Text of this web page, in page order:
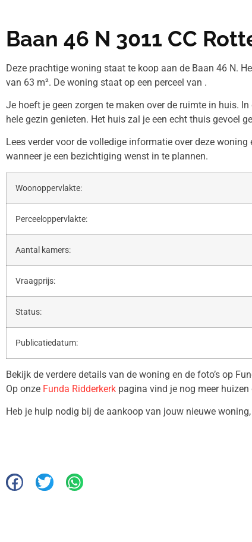
Baan 46 N 3011 CC
Deze prachtige woning staat te koop aan de Baan 46 N.
van 63 m². De woning staat op een perceel van .
Je hoeft je geen zorgen te maken over de ruimte in huis.
hele gezin genieten. Het huis zal je een echt thuis gevoel
Lees verder voor de volledige informatie over deze
wanneer je een bezichtiging wenst in te plannen.
Woonoppervlakte:
Perceeloppervlakte:
Aantal kamers:
Vraagprijs:
Status:
Publicatiedatum:
Bekijk de verdere details van de woning en de foto’s op
Op onze Funda Ridderkerk pagina vind je nog meer
Heb je hulp nodig bij de aankoop van jouw nieuwe